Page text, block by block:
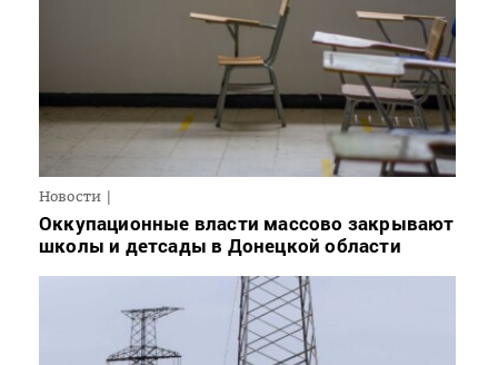
Новости
Оккупационные власти массово закрывают
школы и детсады в Донецкой области